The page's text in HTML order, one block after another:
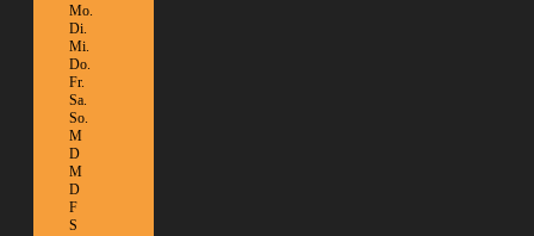
Mo.
Di.
Mi.
Do.
Fr.
Sa.
So.
M
D
M
D
F
S